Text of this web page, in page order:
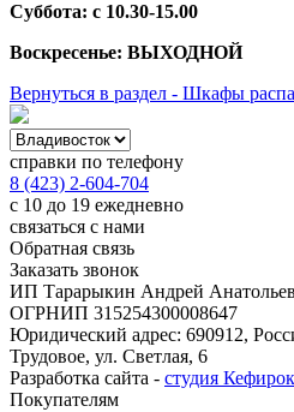
Суббота: с 10.30-15.00
Воскресенье: ВЫХОДНОЙ
Вернуться в раздел - Шкафы
справки по телефону
8 (423) 2-604-704
с 10 до 19 ежедневно
связаться с нами
Обратная связь
Заказать звонок
ИП Тарарыкин Андрей
ОГРНИП 315254300008647
Юридический адрес: 690912,
Трудовое, ул. Светлая, 6
Разработка сайта - студия Кефирок
Покупателям